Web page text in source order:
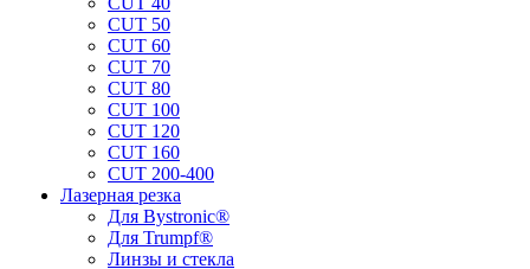
CUT 50
CUT 60
CUT 70
CUT 80
CUT 100
CUT 120
CUT 160
CUT 200-400
Лазерная резка
Для Bystronic®
Для Trumpf®
Линзы и стекла